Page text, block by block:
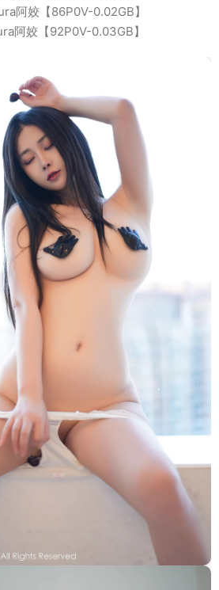
阿姣【86P0V-0.02GB】
阿姣【92P0V-0.03GB】